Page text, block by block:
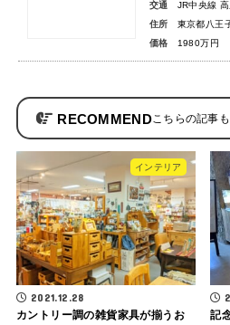
交通
JR中央線
住所
東京都八王
価格
1980万円
RECOMMEND
インテリア
2021.12.28
カントリー調の雑貨家具が揃うお
記